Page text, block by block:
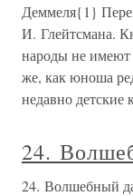
Деммеля{1}
И. Глейтсмана.
народы не имеют
же, как юноша
недавно детские
24.
24. Волшебный